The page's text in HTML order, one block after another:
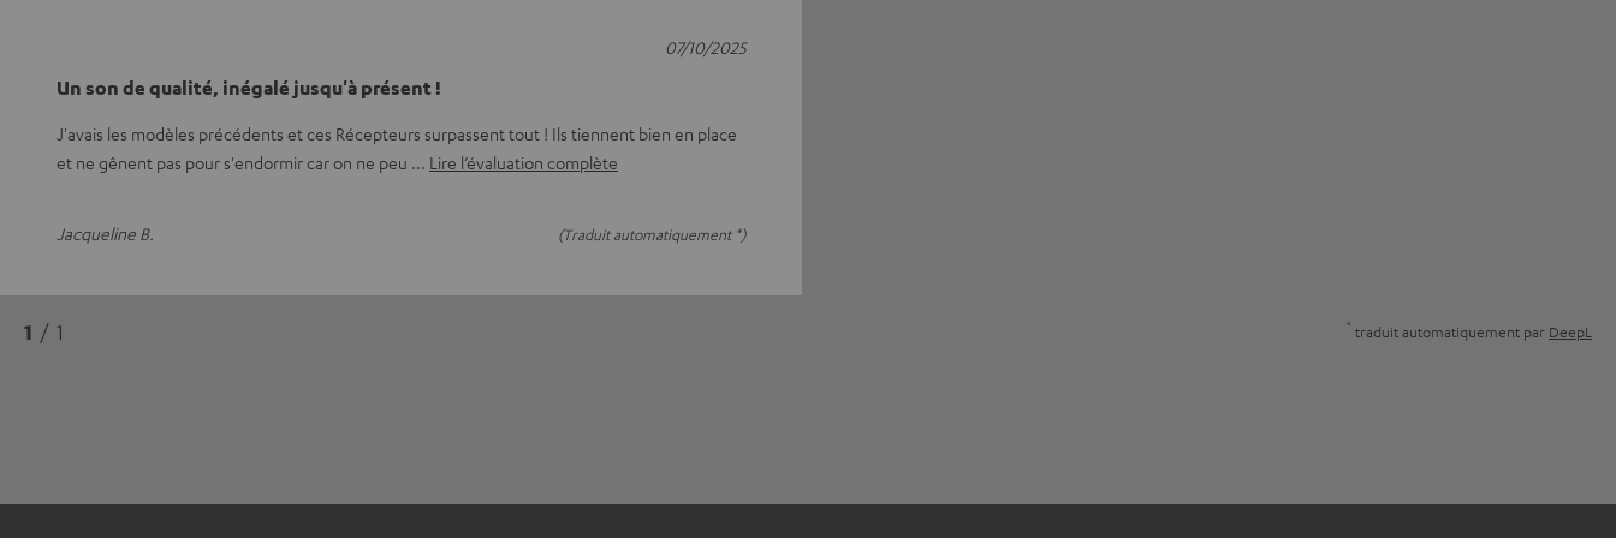
Un son de qualité, inégalé jusqu'à présent !
J'avais les modèles précédents et ces Récepteurs surpassent tout ! Ils tiennent bien en place
et ne gênent pas pour s'endormir car on ne peu
Lire l’évaluation complète
Jacqueline B. (Traduit automatiquement *)
07/10/2025
1 / 1 * traduit automatiquement par DeepL